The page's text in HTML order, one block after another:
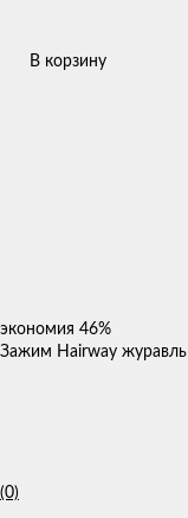
В корзину
экономия 46%
Зажим Hairway
(0)